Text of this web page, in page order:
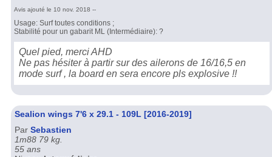
Avis ajouté le 10 nov. 2018 --
Usage: Surf toutes conditions ;
Stabilité pour un gabarit ML (Intermédiaire): ?
Quel pied, merci AHD
Ne pas hésiter à partir sur des ailerons de 16/16,5 en
mode surf , la board en sera encore pls explosive !!
Sealion wings 7'6 x 29.1 - 109L [2016-2019]
Par Sebastien
1m88 79 kg.
55 ans